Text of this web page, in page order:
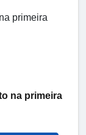
na primeira